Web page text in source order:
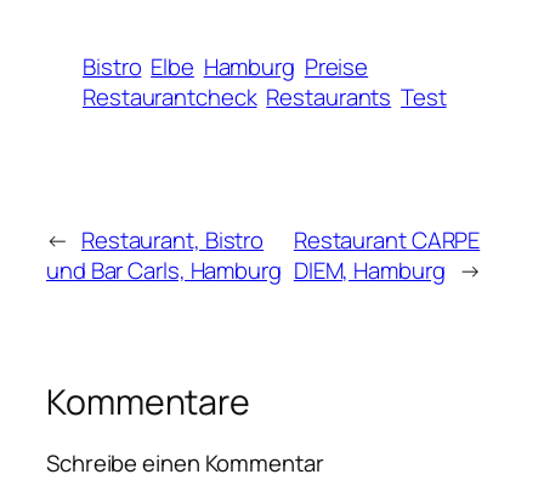
Bistro Elbe Hamburg Preise
Restaurantcheck Restaurants Test
← Restaurant, Bistro
und Bar Carls, Hamburg
Restaurant CARPE
DIEM, Hamburg →
Kommentare
Schreibe einen Kommentar